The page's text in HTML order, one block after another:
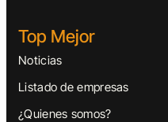
Top Mejor
Noticias
Listado de empresas
¿Quienes somos?